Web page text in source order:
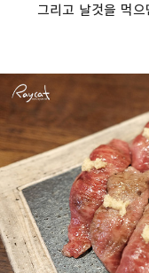
그리고 날것을 먹